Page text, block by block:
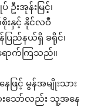
းအုန်းမြင့်၊
းနှင့် နိုင်လဝီ
ြည်နယ်ရှိ ခရိုင်၊
ောက်ကြသည်။
ဖြင့် မွန်အမျိုးသား
းသော်လည်း သူ့အနေ